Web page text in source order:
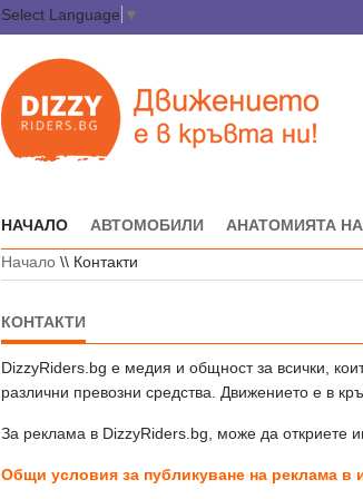
Select Language ▼
НАЧАЛО АВТОМОБИЛИ АНАТОМИЯТА
Начало \\ Контакти
КОНТАКТИ
DizzyRiders.bg е медия и общност за всички,
различни превозни средства. Движението е в
За реклама в DizzyRiders.bg, може да откриете
Общи условия за публикуване на реклама в